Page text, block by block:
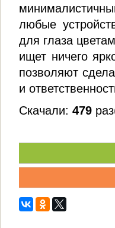
любые
для глаза
ищет ничего
позволяют
и
Скачали: 479